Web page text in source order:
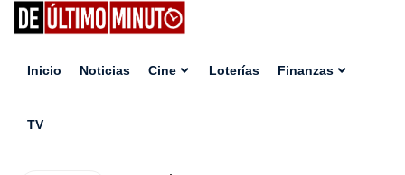
Inicio Noticias Cine Loterías Finanzas
TV